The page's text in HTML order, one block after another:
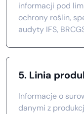
informacji pod
ochrony roślin,
audyty IFS,
5. Linia
Informacje o
danymi z